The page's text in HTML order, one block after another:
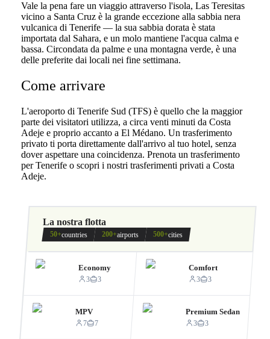
Vale la pena fare un viaggio attraverso l'isola, Las Teresitas
vicino a Santa Cruz è la grande eccezione alla sabbia nera
vulcanica di Tenerife — la sua sabbia dorata è stata
importata dal Sahara, e un molo mantiene l'acqua calma e
bassa. Circondata da palme e una montagna verde, è una
delle preferite dai locali nei fine settimana.
Come arrivare
L'aeroporto di Tenerife Sud (TFS) è quello che la maggior
parte dei visitatori utilizza, a circa venti minuti da Costa
Adeje e proprio accanto a El Médano. Un trasferimento
privato ti porta direttamente dall'arrivo al tuo hotel, senza
dover aspettare una coincidenza. Prenota un trasferimento
per Tenerife o scopri i nostri trasferimenti privati a Costa
Adeje.
La nostra flotta
50+countries 200+airports 500+cities
Economy
3 3
Comfort
3 3
MPV
7 7
Premium Sedan
3 3